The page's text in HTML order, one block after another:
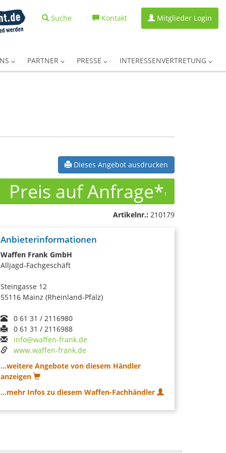
Suche Kontakt Mitglieder Login
PARTNER PRESSE INTERESSENVERTRETUNG
Dieses Angebot ausdrucken
Preis auf Anfrage*1
Artikelnr.: 210179
Anbieterinformationen
Waffen Frank GmbH
Alljagd-Fachgeschäft
Steingasse 12
55116 Mainz (Rheinland-Pfalz)
0 61 31 / 2116980
0 61 31 / 2116988
info@waffen-frank.de
www.waffen-frank.de
...weitere Angebote von diesem Händler
anzeigen
...mehr Infos zu diesem Waffen-Fachhändler